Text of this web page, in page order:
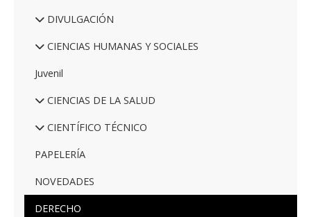
DIVULGACIÓN
CIENCIAS HUMANAS Y SOCIALES
Juvenil
CIENCIAS DE LA SALUD
CIENTÍFICO TÉCNICO
PAPELERÍA
NOVEDADES
DERECHO